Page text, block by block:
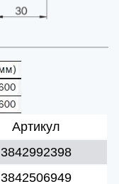
Артикул
3842992398
3842506949